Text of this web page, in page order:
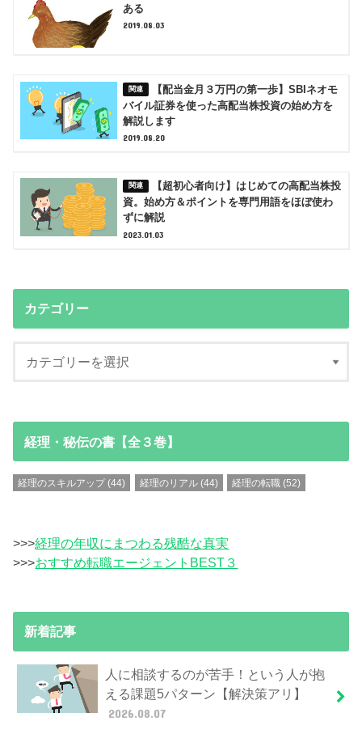
ある
2019.08.03
【配当金月３万円の第一歩】SBIネオモ
バイル証券を使った高配当株投資の始め方を
解説します
2019.08.20
【超初心者向け】はじめての高配当株投
資。始め方＆ポイントを専門用語をほぼ使わ
ずに解説
2023.01.03
カテゴリー
経理・秘伝の書【全３巻】
経理のスキルアップ (44) 経理のリアル(44) 経理の転職 (52)
>>>経理の年収にまつわる残酷な真実
>>>おすすめ転職エージェントBEST３
新着記事
人に相談するのが苦手！という人が抱
える課題5パターン【解決策アリ】
2026.08.07